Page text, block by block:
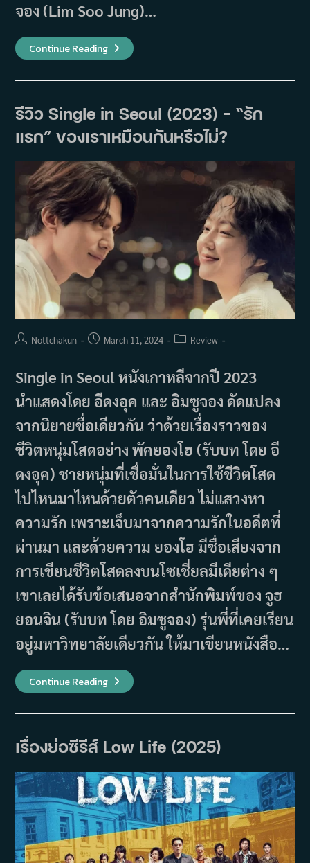
จอง (Lim Soo Jung)…
Continue ReadingLove
Me
รีวิว Single in Seoul (2023) – “รัก
แรก” ของเราเหมือนกันหรือไม่?
PostNottchakun
PostMarch 11, 2024
PostReview
Single in Seoul หนังเกาหลีจากปี 2023
นำแสดงโดย อีดงอุค และ อิมซูจอง ดัดแปลง
จากนิยายชื่อเดียวกัน ว่าด้วยเรื่องราวของ
ชีวิตหนุ่มโสดอย่าง พัคยองโฮ (รับบท โดย อี
ดงอุค) ชายหนุ่มที่เชื่อมั่นในการใช้ชีวิตโสด
ไปไหนมาไหนด้วยตัวคนเดียว ไม่แสวงหา
ความรัก เพราะเจ็บมาจากความรักในอดีตที่
ผ่านมา และด้วยความ ยองโฮ มีชื่อเสียงจาก
การเขียนชีวิตโสดลงบนโซเชี่ยลมีเดียต่าง ๆ
เขาเลยได้รับข้อเสนอจากสำนักพิมพ์ของ จูฮ
ยอนจิน (รับบท โดย อิมซูจอง) รุ่นพี่ที่เคยเรียน
อยู่มหาวิทยาลัยเดียวกัน ให้มาเขียนหนังสือ…
Continue Readingรีวิว
Single
Seoul
แรก”
เรา
เหมือน
กัน
หรือ
ไม่?
เรื่องย่อซีรีส์ Low Life (2025)